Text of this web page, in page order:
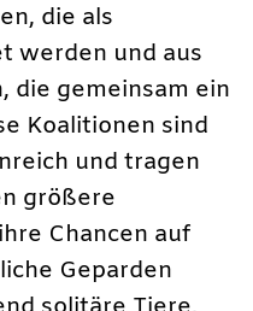
die als
werden und aus
die gemeinsam ein
Koalitionen sind
und tragen
größere
Chancen auf
Geparden